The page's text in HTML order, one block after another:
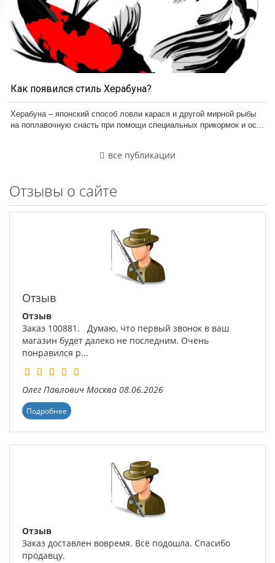
Как появился стиль Херабуна?
Херабуна – японский способ ловли карася и другой мирной рыбы
на поплавочную снасть при помощи специальных прикормок и ос...
все публикации
Отзывы о сайте
Отзыв
Отзыв
Заказ 100881. Думаю, что первый звонок в ваш
магазин будет далеко не последним. Очень
понравился р...
Олег Павлович Москва 08.06.2026
Подробнее
Отзыв
Заказ доставлен вовремя. Всё подошла. Спасибо
продавцу.